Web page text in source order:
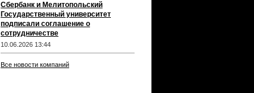
Сбербанк и Мелитопольский
Государственный университет
подписали соглашение о
сотрудничестве
10.06.2026 13:44
Все новости компаний